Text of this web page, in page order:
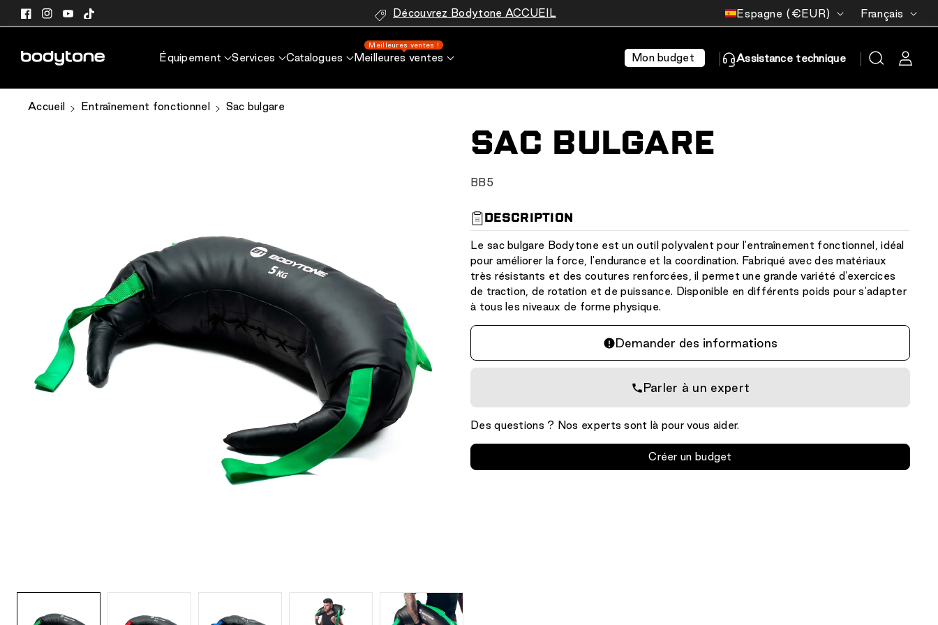
passer au
contenu
Facebook
Instagram
YouTube
TikTok
Découvrez Bodytone ACCUEIL Pays/région Espagne (€EUR) Langue
Français
Équipement Services Catalogues
Meilleures ventes !
Meilleures ventes Mon budget Assistance technique
Accueil Entraînement fonctionnel
Sac bulgare
SAC BULGARE
S
U
:
BB5
DESCRIPTION
Le sac bulgare Bodytone est un outil polyvalent pour l'entraînement fonctionnel, idéal
pour améliorer la force, l'endurance et la coordination. Fabriqué avec des matériaux
très résistants et des coutures renforcées, il permet une grande variété d'exercices
de traction, de rotation et de puissance. Disponible en différents poids pour s'adapter
à tous les niveaux de forme physique.
Demander des informations
Parler à un expert
Des questions ? Nos experts sont là pour vous aider.
Créer un budget